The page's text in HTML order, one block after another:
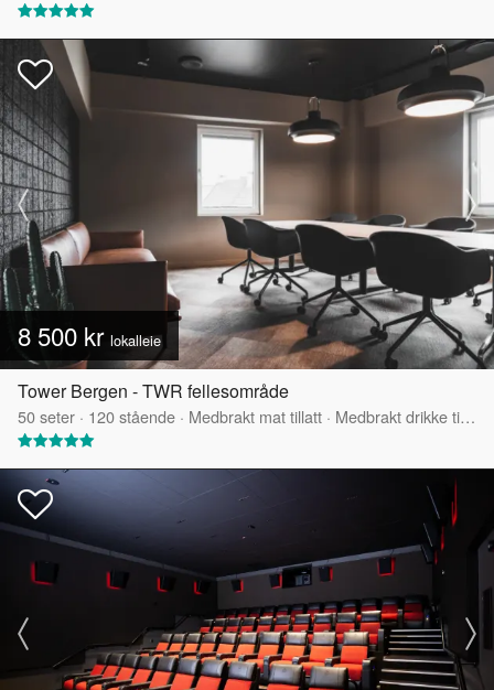
8 500 kr lokalleie
Tower Bergen - TWR fellesområde
50seter · 120stående · Medbrakt mat tillatt · Medbrakt drikke tillatt